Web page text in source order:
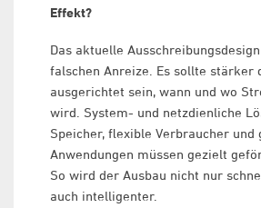
Effekt?
Das aktuelle
falschen Anreize. Es sollte stärker
ausgerichtet sein, wann und wo
wird. System- und netzdienliche
Speicher, flexible Verbraucher und
Anwendungen müssen gezielt
So wird der Ausbau nicht nur
auch intelligenter.